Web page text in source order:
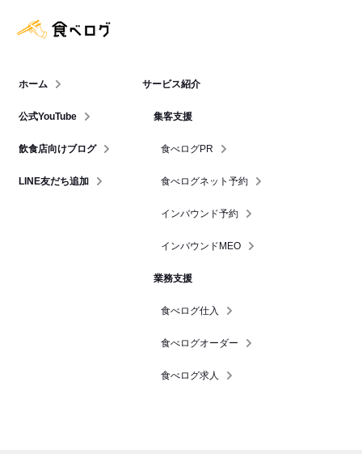
ホーム
公式YouTube
飲食店向けブログ
LINE友だち追加
サービス紹介
集客支援
食べログPR
食べログネット予約
インバウンド予約
インバウンドMEO
業務支援
食べログ仕入
食べログオーダー
食べログ求人